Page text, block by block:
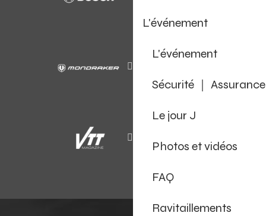
L'événement
L'événement
Sécurité ｜ Assurance
Le jour J
Photos et vidéos
FAQ
Ravitaillements